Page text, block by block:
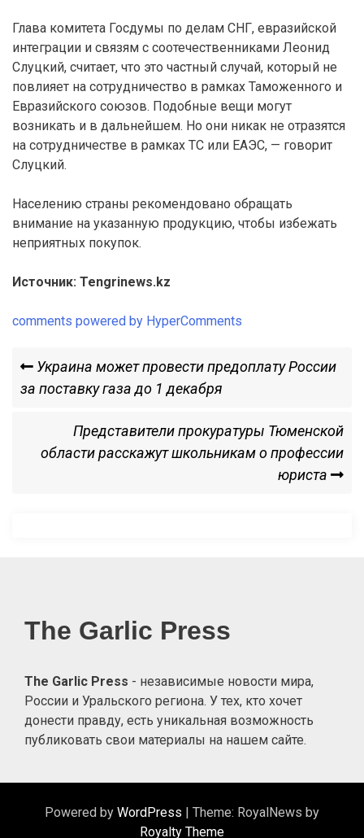
Глава комитета Госдумы по делам СНГ, евразийской
интеграции и связям с соотечественниками Леонид
Слуцкий, считает, что это частный случай, который не
повлияет на сотрудничество в рамках Таможенного и
Евразийского союзов. Подобные вещи могут
возникать и в дальнейшем. Но они никак не отразятся
на сотрудничестве в рамках ТС или ЕАЭС, — говорит
Слуцкий.
Населению страны рекомендовано обращать
внимание на указанную продукцию, чтобы избежать
неприятных покупок.
Источник: Tengrinews.kz
comments powered by HyperComments
Навигация
записям
Previous
Post
Украина может провести предоплату России
за поставку газа до 1 декабря
Post
Представители прокуратуры Тюменской
области расскажут школьникам о профессии
юриста
The Garlic Press
The Garlic Press - независимые новости мира,
России и Уральского региона. У тех, кто хочет
донести правду, есть уникальная возможность
публиковать свои материалы на нашем сайте.
Powered by WordPress | Theme: RoyalNews by
Royalty Theme